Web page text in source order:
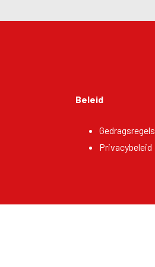
Beleid
Gedragsregels
Privacybeleid